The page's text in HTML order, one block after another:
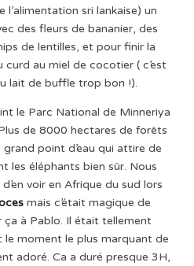
l’alimentation sri lankaise) un
des fleurs de bananier, des
de lentilles, et pour finir la
au miel de cocotier ( c’est
lait de buffle trop bon !).
le Parc National de Minneriya
de 8000 hectares de forêts
point d’eau qui attire de
les éléphants bien sûr. Nous
voir en Afrique du sud lors
mais c’était magique de
ça à Pablo. Il était tellement
le moment le plus marquant de
adoré. Ca a duré presque 3H,